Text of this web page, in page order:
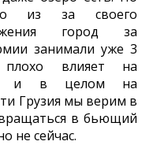
из за своего
город за
занимали уже 3
влияет на
и в целом на
Грузия мы верим в
в бьющий
не сейчас.